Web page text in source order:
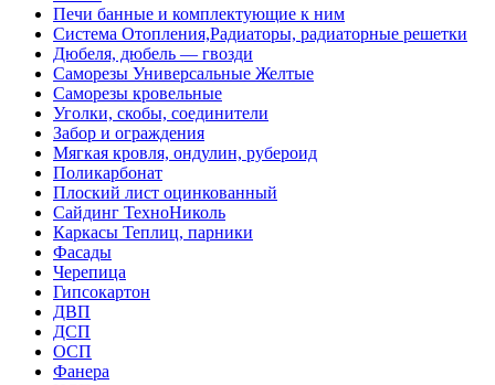
Печи банные и комплектующие к ним
Система Отопления,Радиаторы, радиаторные решетки
Дюбеля, дюбель — гвозди
Саморезы Универсальные Желтые
Саморезы кровельные
Уголки, скобы, соединители
Забор и ограждения
Мягкая кровля, ондулин, рубероид
Поликарбонат
Плоский лист оцинкованный
Сайдинг ТехноНиколь
Каркасы Теплиц, парники
Фасады
Черепица
Гипсокартон
ДВП
ДСП
ОСП
Фанера